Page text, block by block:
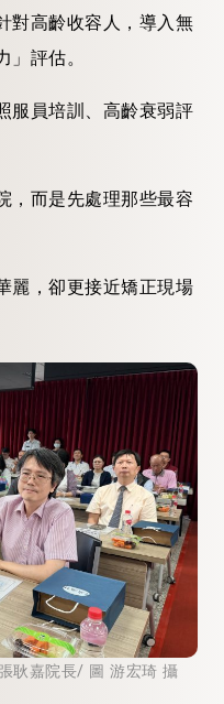
對高齡收容人，導入無
評估。
服員培訓、高齡衰弱評
，而是先處理那些最容
麗，卻更接近矯正現場
耿嘉院長/ 圖 游宏琦 攝